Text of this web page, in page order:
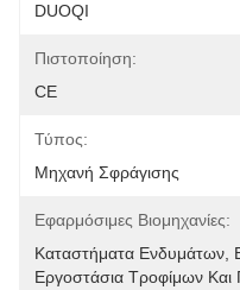
DUOQI
Πιστοποίηση:
CE
Τύπος:
Μηχανή Σφράγισης
Εφαρμόσιμες Βιομηχανίες:
Καταστήματα Ενδυμάτων,
Εργοστάσια Τροφίμων Και